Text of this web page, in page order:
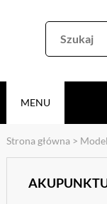
MENU
Strona główna >